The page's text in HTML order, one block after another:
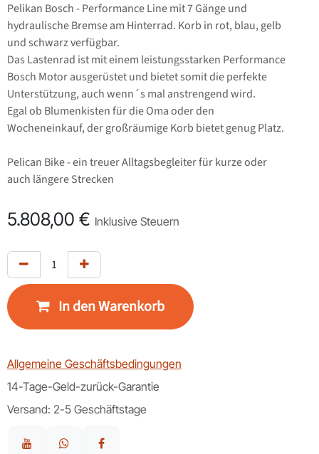
Pelikan Bosch - Performance Line mit 7 Gänge und
hydraulische Bremse am Hinterrad. Korb in rot, blau, gelb
und schwarz verfügbar.
Das Lastenrad ist mit einem leistungsstarken Performance
Bosch Motor ausgerüstet und bietet somit die perfekte
Unterstützung, auch wenn´s mal anstrengend wird.
Egal ob Blumenkisten für die Oma oder den
Wocheneinkauf, der großräumige Korb bietet genug Platz.
Pelican Bike - ein treuer Alltagsbegleiter für kurze oder
auch längere Strecken
5.808,00 € Inklusive Steuern
In den Warenkorb
Allgemeine Geschäftsbedingungen
14-Tage-Geld-zurück-Garantie
Versand: 2-5 Geschäftstage